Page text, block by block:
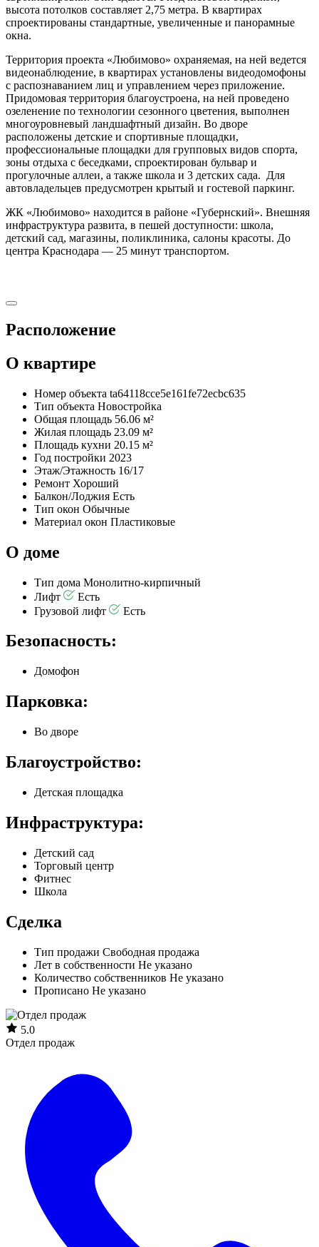
высота потолков составляет 2,75 метра. В квартирах
спроектированы стандартные, увеличенные и панорамные
окна.
Территория проекта «Любимово» охраняемая, на ней ведется
видеонаблюдение, в квартирах установлены видеодомофоны
с распознаванием лиц и управлением через приложение.
Придомовая территория благоустроена, на ней проведено
озеленение по технологии сезонного цветения, выполнен
многоуровневый ландшафтный дизайн. Во дворе
расположены детские и спортивные площадки,
профессиональные площадки для групповых видов спорта,
зоны отдыха с беседками, спроектирован бульвар и
прогулочные аллеи, а также школа и 3 детских сада. Для
автовладельцев предусмотрен крытый и гостевой паркинг.
ЖК «Любимово» находится в районе «Губернский». Внешняя
инфраструктура развита, в пешей доступности: школа,
детский сад, магазины, поликлиника, салоны красоты. До
центра Краснодара — 25 минут транспортом.
Расположение
О квартире
Номер объекта ta64118cce5e161fe72ecbc635
Тип объекта Новостройка
Общая площадь 56.06 м²
Жилая площадь 23.09 м²
Площадь кухни 20.15 м²
Год постройки 2023
Этаж/Этажность 16/17
Ремонт Хороший
Балкон/Лоджия Есть
Тип окон Обычные
Материал окон Пластиковые
О доме
Тип дома Монолитно-кирпичный
Лифт
Есть
Грузовой лифт
Есть
Безопасность:
Домофон
Парковка:
Во дворе
Благоустройство:
Детская площадка
Инфраструктура:
Детский сад
Торговый центр
Фитнес
Школа
Сделка
Тип продажи Свободная продажа
Лет в собственности Не указано
Количество собственников Не указано
Прописано Не указано
5.0
Отдел продаж